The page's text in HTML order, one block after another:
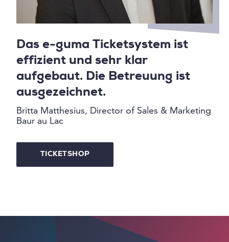
Das e-guma Ticketsystem ist
effizient und sehr klar
aufgebaut. Die Betreuung ist
ausgezeichnet.
Britta Matthesius, Director of Sales & Marketing
Baur au Lac
TICKETSHOP